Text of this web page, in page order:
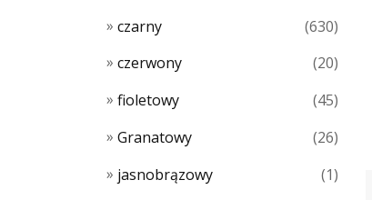
czarny
(630)
czerwony
(20)
fioletowy
(45)
Granatowy
(26)
jasnobrązowy
(1)